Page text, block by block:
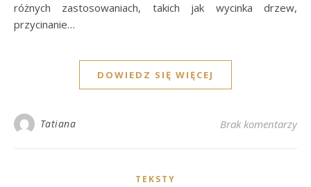
różnych zastosowaniach, takich jak wycinka drzew,
przycinanie…
DOWIEDZ SIĘ WIĘCEJ
Tatiana Brak komentarzy
TEKSTY